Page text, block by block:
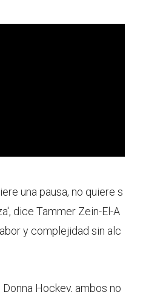
una pausa, no quiere s
dice Tammer Zein-El-A
y complejidad sin alc
Hockey, ambos no